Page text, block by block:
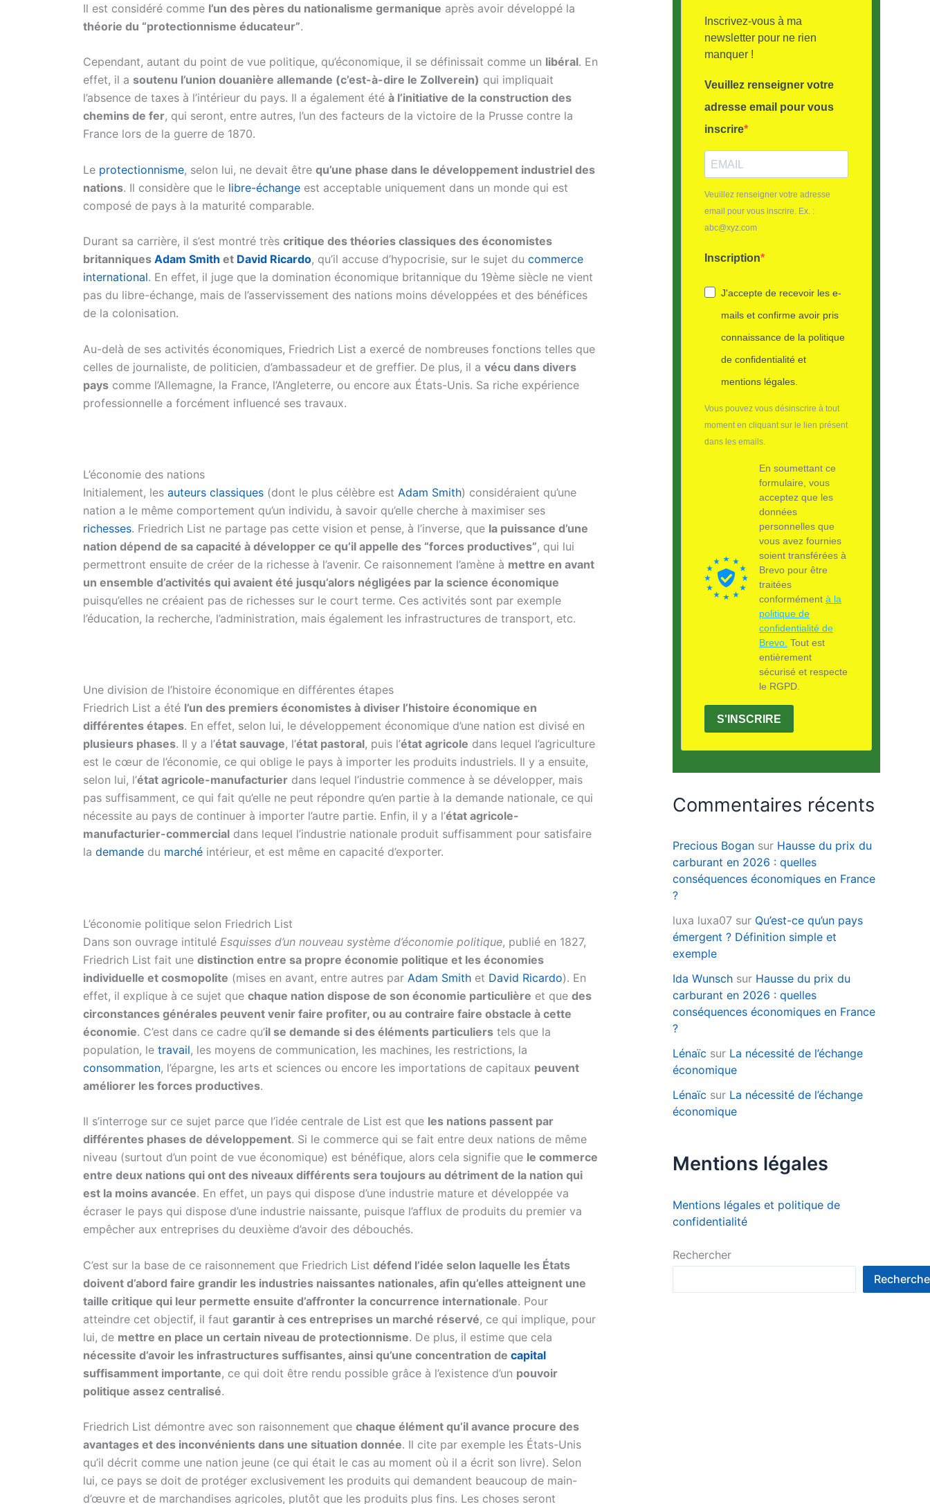
Il est considéré comme l’un des pères du nationalisme germanique après avoir développé la
théorie du “protectionnisme éducateur”.
Cependant, autant du point de vue politique, qu’économique, il se définissait comme un libéral. En
effet, il a soutenu l’union douanière allemande (c’est-à-dire le Zollverein) qui impliquait
l’absence de taxes à l’intérieur du pays. Il a également été à l’initiative de la construction des
chemins de fer, qui seront, entre autres, l’un des facteurs de la victoire de la Prusse contre la
France lors de la guerre de 1870.
Le protectionnisme, selon lui, ne devait être qu’une phase dans le développement industriel des
nations. Il considère que le libre-échange est acceptable uniquement dans un monde qui est
composé de pays à la maturité comparable.
Durant sa carrière, il s’est montré très critique des théories classiques des économistes
britanniques Adam Smith et David Ricardo, qu’il accuse d’hypocrisie, sur le sujet du commerce
international. En effet, il juge que la domination économique britannique du 19ème siècle ne vient
pas du libre-échange, mais de l’asservissement des nations moins développées et des bénéfices
de la colonisation.
Au-delà de ses activités économiques, Friedrich List a exercé de nombreuses fonctions telles que
celles de journaliste, de politicien, d’ambassadeur et de greffier. De plus, il a vécu dans divers
pays comme l’Allemagne, la France, l’Angleterre, ou encore aux États-Unis. Sa riche expérience
professionnelle a forcément influencé ses travaux.
L’économie des nations
Initialement, les auteurs classiques (dont le plus célèbre est Adam Smith) considéraient qu’une
nation a le même comportement qu’un individu, à savoir qu’elle cherche à maximiser ses
richesses. Friedrich List ne partage pas cette vision et pense, à l’inverse, que la puissance d’une
nation dépend de sa capacité à développer ce qu’il appelle des “forces productives”, qui lui
permettront ensuite de créer de la richesse à l’avenir. Ce raisonnement l’amène à mettre en avant
un ensemble d’activités qui avaient été jusqu’alors négligées par la science économique
puisqu’elles ne créaient pas de richesses sur le court terme. Ces activités sont par exemple
l’éducation, la recherche, l’administration, mais également les infrastructures de transport, etc.
Une division de l’histoire économique en différentes étapes
Friedrich List a été l’un des premiers économistes à diviser l’histoire économique en
différentes étapes. En effet, selon lui, le développement économique d’une nation est divisé en
plusieurs phases. Il y a l’état sauvage, l’état pastoral, puis l’état agricole dans lequel l’agriculture
est le cœur de l’économie, ce qui oblige le pays à importer les produits industriels. Il y a ensuite,
selon lui, l’état agricole-manufacturier dans lequel l’industrie commence à se développer, mais
pas suffisamment, ce qui fait qu’elle ne peut répondre qu’en partie à la demande nationale, ce qui
nécessite au pays de continuer à importer l’autre partie. Enfin, il y a l’état agricole-
manufacturier-commercial dans lequel l’industrie nationale produit suffisamment pour satisfaire
la demande du marché intérieur, et est même en capacité d’exporter.
L’économie politique selon Friedrich List
Dans son ouvrage intitulé Esquisses d’un nouveau système d’économie politique, publié en 1827,
Friedrich List fait une distinction entre sa propre économie politique et les économies
individuelle et cosmopolite (mises en avant, entre autres par Adam Smith et David Ricardo). En
effet, il explique à ce sujet que chaque nation dispose de son économie particulière et que des
circonstances générales peuvent venir faire profiter, ou au contraire faire obstacle à cette
économie. C’est dans ce cadre qu’il se demande si des éléments particuliers tels que la
population, le travail, les moyens de communication, les machines, les restrictions, la
consommation, l’épargne, les arts et sciences ou encore les importations de capitaux peuvent
améliorer les forces productives.
Il s’interroge sur ce sujet parce que l’idée centrale de List est que les nations passent par
différentes phases de développement. Si le commerce qui se fait entre deux nations de même
niveau (surtout d’un point de vue économique) est bénéfique, alors cela signifie que le commerce
entre deux nations qui ont des niveaux différents sera toujours au détriment de la nation qui
est la moins avancée. En effet, un pays qui dispose d’une industrie mature et développée va
écraser le pays qui dispose d’une industrie naissante, puisque l’afflux de produits du premier va
empêcher aux entreprises du deuxième d’avoir des débouchés.
C’est sur la base de ce raisonnement que Friedrich List défend l’idée selon laquelle les États
doivent d’abord faire grandir les industries naissantes nationales, afin qu’elles atteignent une
taille critique qui leur permette ensuite d’affronter la concurrence internationale. Pour
atteindre cet objectif, il faut garantir à ces entreprises un marché réservé, ce qui implique, pour
lui, de mettre en place un certain niveau de protectionnisme. De plus, il estime que cela
nécessite d’avoir les infrastructures suffisantes, ainsi qu’une concentration de capital
suffisamment importante, ce qui doit être rendu possible grâce à l’existence d’un pouvoir
politique assez centralisé.
Friedrich List démontre avec son raisonnement que chaque élément qu’il avance procure des
avantages et des inconvénients dans une situation donnée. Il cite par exemple les États-Unis
qu’il décrit comme une nation jeune (ce qui était le cas au moment où il a écrit son livre). Selon
lui, ce pays se doit de protéger exclusivement les produits qui demandent beaucoup de main-
d’œuvre et de marchandises agricoles, plutôt que les produits plus fins. Les choses seront
Inscrivez-vous à ma
newsletter pour ne rien
manquer !
Veuillez renseigner votre
adresse email pour vous
inscrire
Veuillez renseigner votre adresse
email pour vous inscrire. Ex. :
abc@xyz.com
Inscription
J'accepte de recevoir les e-
mails et confirme avoir pris
connaissance de la politique
de confidentialité et
mentions légales.
Vous pouvez vous désinscrire à tout
moment en cliquant sur le lien présent
dans les emails.
En soumettant ce
formulaire, vous
acceptez que les
données
personnelles que
vous avez fournies
soient transférées à
Brevo pour être
traitées
conformément à la
politique de
confidentialité de
Brevo. Tout est
entièrement
sécurisé et respecte
le RGPD.
S'INSCRIRE
Commentaires récents
Precious Bogan sur Hausse du prix du
carburant en 2026 : quelles
conséquences économiques en France
?
luxa luxa07 sur Qu’est-ce qu’un pays
émergent ? Définition simple et
exemple
Ida Wunsch sur Hausse du prix du
carburant en 2026 : quelles
conséquences économiques en France
?
Lénaïc sur La nécessité de l’échange
économique
Lénaïc sur La nécessité de l’échange
économique
Mentions légales
Mentions légales et politique de
confidentialité
Rechercher